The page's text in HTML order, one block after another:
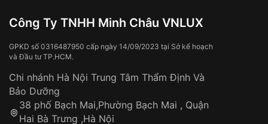
Công Ty TNHH Minh Châu VNLUX
GPKD số 0316487950 cấp ngày 14/09/2023 tại Sở kế hoạch
và Đầu tư TP.HCM.
Chi nhánh Hà Nội Trung Tâm Thẩm Định Và
Bảo Dưỡng
38 phố Bạch Mai,Phường Bạch Mai , Quận
Hai Bà Trưng ,Hà Nội